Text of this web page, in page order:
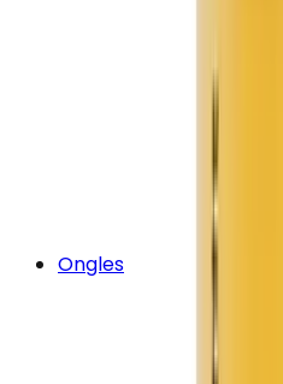
Ongles